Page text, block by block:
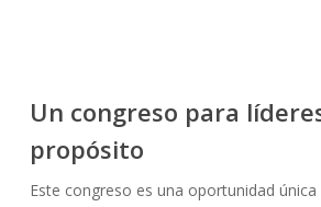
Un congreso para
propósito
Este congreso es una oportunidad